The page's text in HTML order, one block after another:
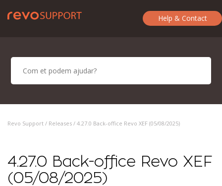
Help & Contact
Revo Support / Releases / 4.27.0 Back-office Revo XEF (05/08/2025)
4.27.0 Back-office Revo XEF
(05/08/2025)